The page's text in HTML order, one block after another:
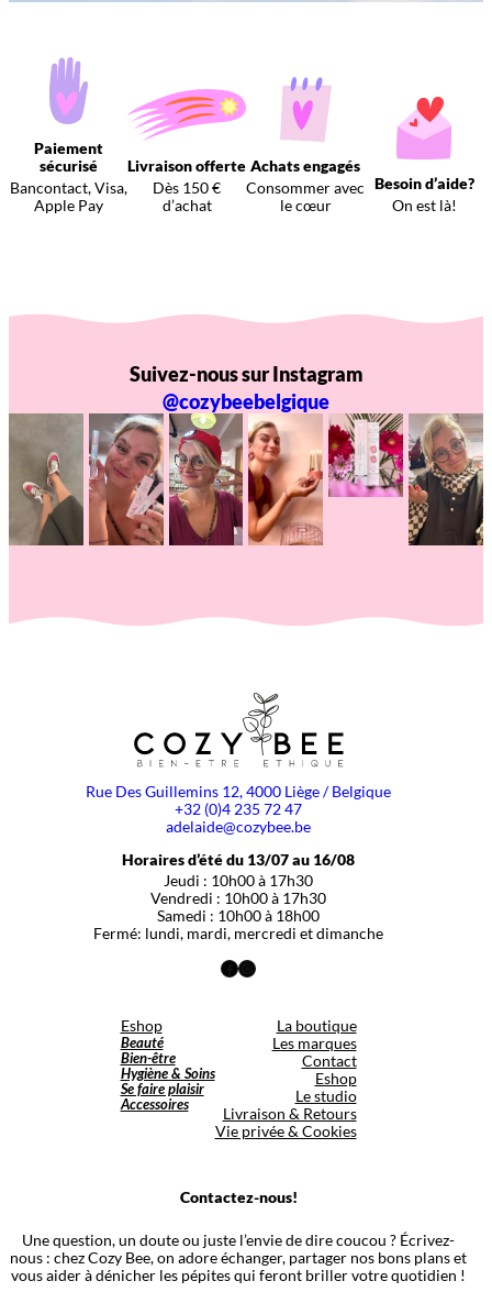
Paiement
sécurisé
Bancontact, Visa,
Apple Pay
Livraison offerte
Dès 150 €
d’achat
Achats engagés
Consommer avec
le cœur
Besoin d’aide?
On est là!
Suivez-nous sur Instagram
@cozybeebelgique
Rue Des Guillemins 12, 4000 Liège / Belgique
+32 (0)4 235 72 47
adelaide@cozybee.be
Horaires d’été du 13/07 au 16/08
Jeudi : 10h00 à 17h30
Vendredi : 10h00 à 17h30
Samedi : 10h00 à 18h00
Fermé: lundi, mardi, mercredi et dimanche
Facebook
Instagram
Eshop
Beauté
Bien-être
Hygiène & Soins
Se faire plaisir
Accessoires
La boutique
Les marques
Contact
Eshop
Le studio
Livraison & Retours
Vie privée & Cookies
Contactez-nous!
Une question, un doute ou juste l’envie de dire coucou ? Écrivez-
nous : chez Cozy Bee, on adore échanger, partager nos bons plans et
vous aider à dénicher les pépites qui feront briller votre quotidien !